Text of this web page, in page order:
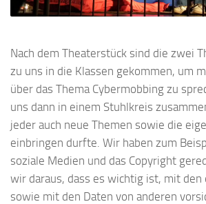
Nach dem Theaterstück sind die zwei
zu uns in die Klassen gekommen, um
über das Thema Cybermobbing zu
uns dann in einem Stuhlkreis
jeder auch neue Themen sowie die
einbringen durfte. Wir haben zum
soziale Medien und das Copyright
wir daraus, dass es wichtig ist, mit den
sowie mit den Daten von anderen